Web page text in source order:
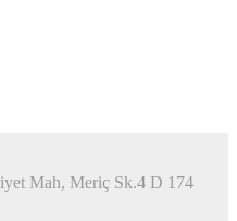
Mah, Meriç Sk.4 D 174